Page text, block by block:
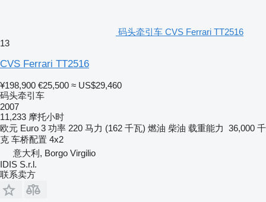
码头牵引车 CVS Ferrari TT2516
13
CVS Ferrari TT2516
¥198,900 €25,500 ≈ US$29,460
码头牵引车
2007
11,233 摩托小时
欧元 Euro 3 功率 220 马力 (162 千瓦) 燃油 柴油 载重能力 36,000 千
克 车桥配置 4x2
意大利, Borgo Virgilio
IDIS S.r.l.
联系卖方